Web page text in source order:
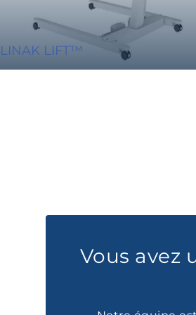
LINAK LIFT™
Vous avez